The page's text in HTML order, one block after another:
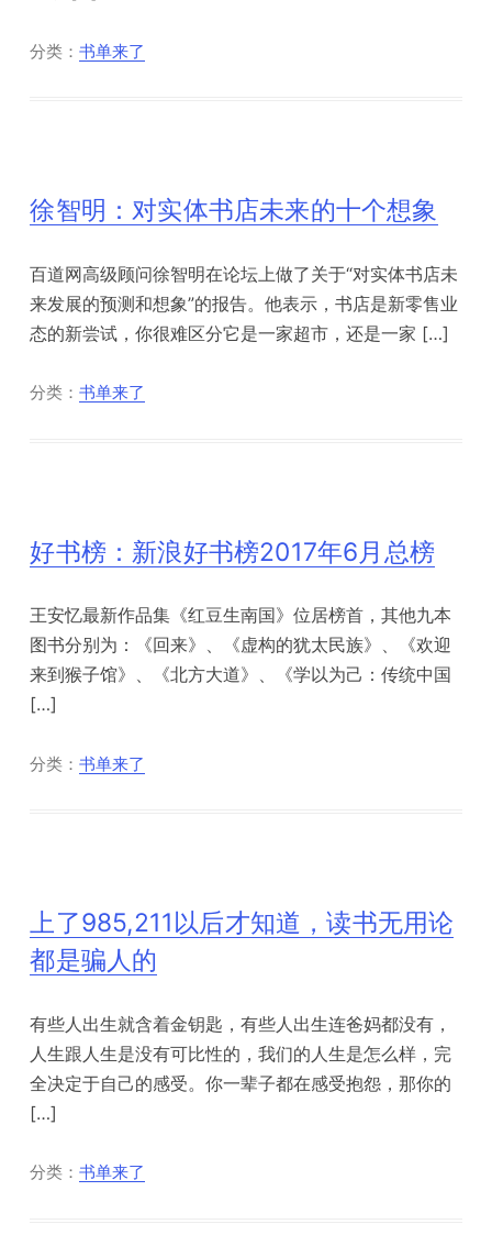
分类：书单来了
徐智明：对实体书店未来的十个想象
百道网高级顾问徐智明在论坛上做了关于“对实体书店未
来发展的预测和想象”的报告。他表示，书店是新零售业
态的新尝试，你很难区分它是一家超市，还是一家 […]
分类：书单来了
好书榜：新浪好书榜2017年6月总榜
王安忆最新作品集《红豆生南国》位居榜首，其他九本
图书分别为：《回来》、《虚构的犹太民族》、《欢迎
来到猴子馆》、《北方大道》、《学以为己：传统中国
[…]
分类：书单来了
上了985,211以后才知道，读书无用论
都是骗人的
有些人出生就含着金钥匙，有些人出生连爸妈都没有，
人生跟人生是没有可比性的，我们的人生是怎么样，完
全决定于自己的感受。你一辈子都在感受抱怨，那你的
[…]
分类：书单来了